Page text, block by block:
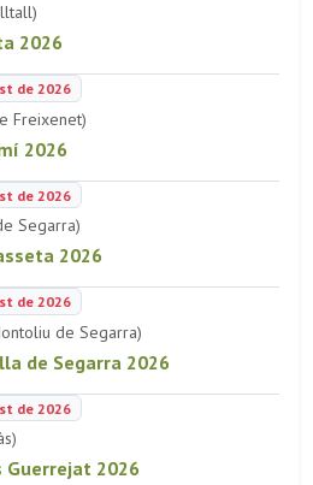
2026
de 2026
Freixenet)
2026
de 2026
Segarra)
2026
de 2026
de Segarra)
de Segarra 2026
de 2026
Guerrejat 2026